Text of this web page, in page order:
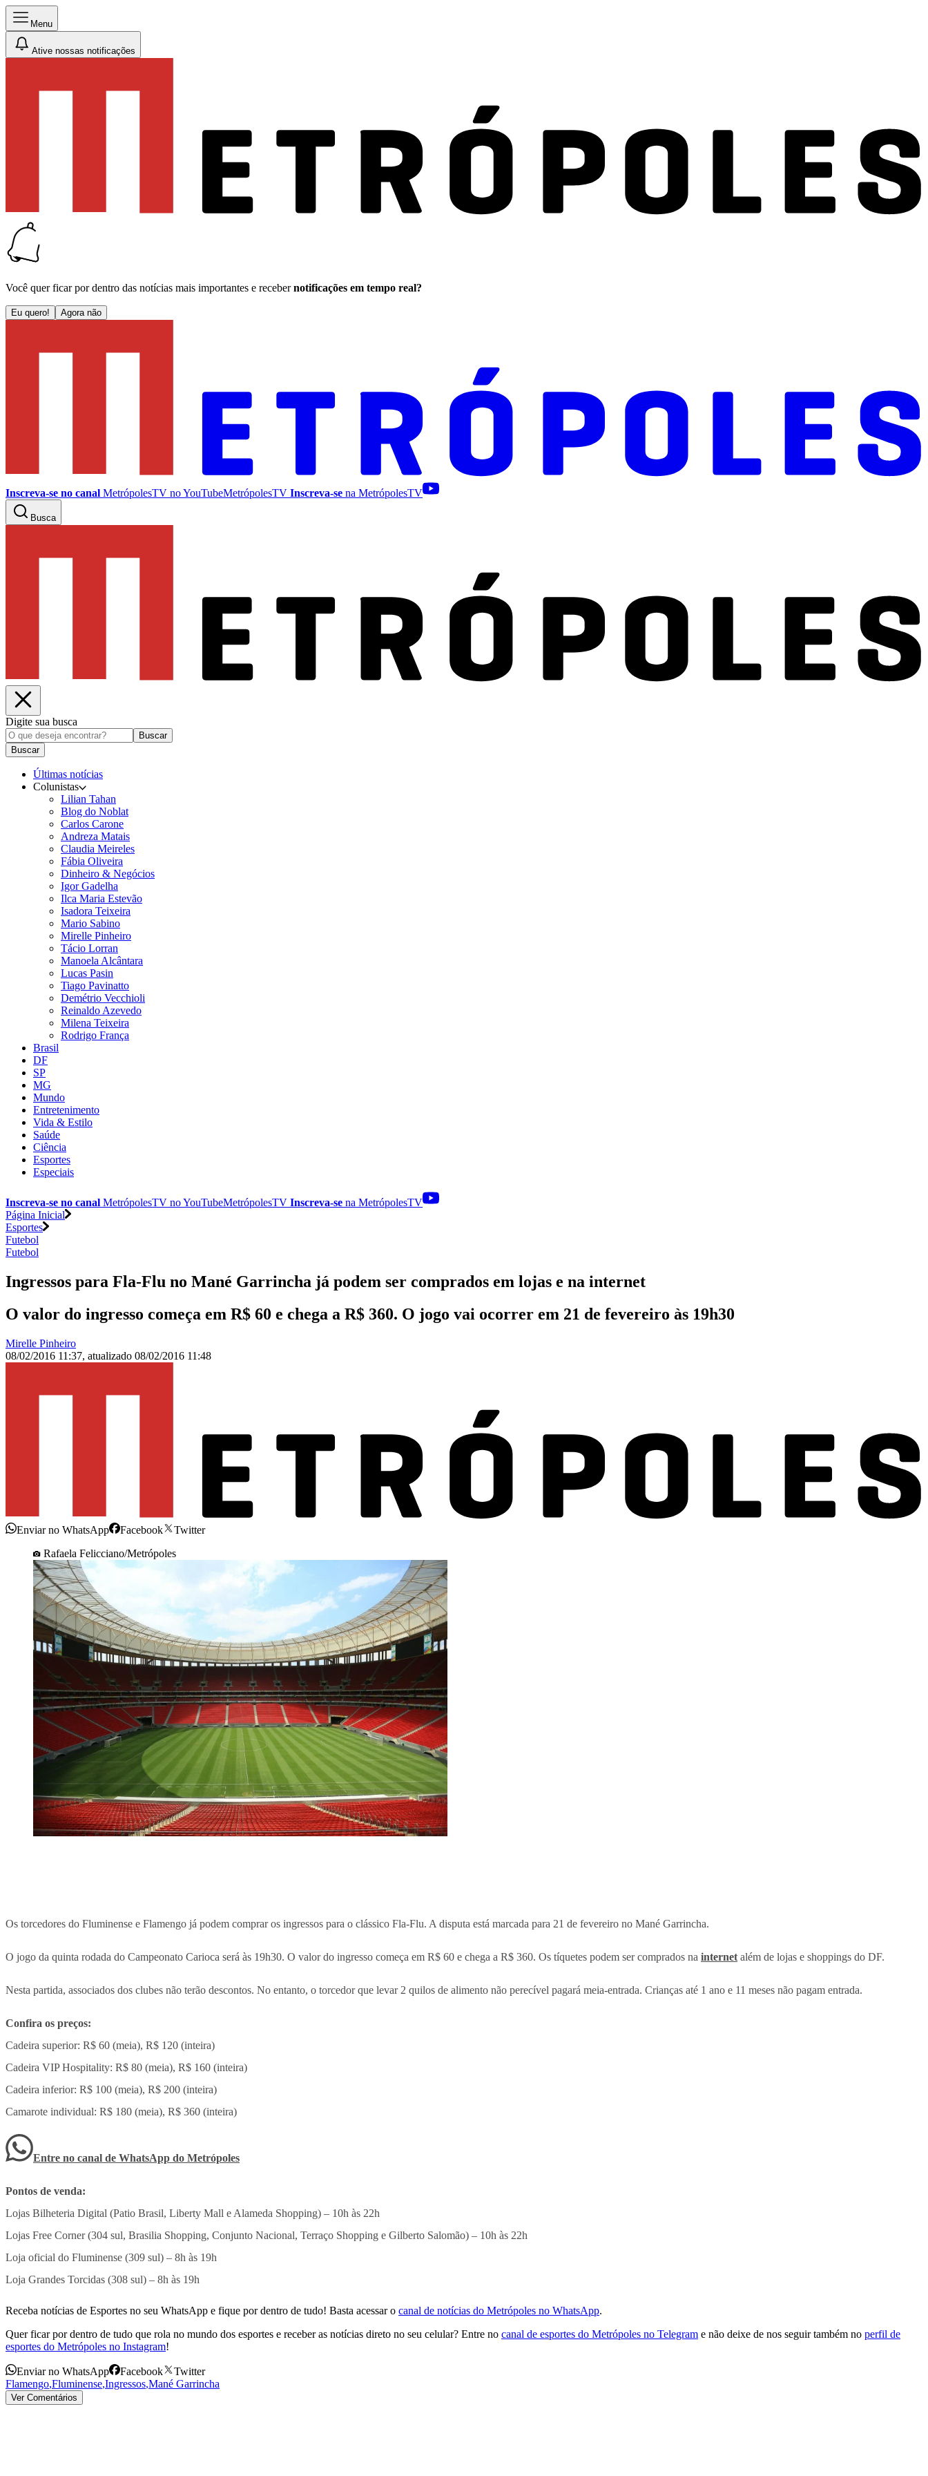
Menu
Ative nossas notificações
Você quer ficar por dentro das notícias mais importantes e receber notificações em tempo real?
Eu quero! Agora não
Inscreva-se no canal MetrópolesTV noYouTubeMetrópolesTV Inscreva-se na MetrópolesTV
Busca
Digite sua busca
Buscar
Buscar
Últimas notícias
Colunistas
Lilian Tahan
Blog do Noblat
Carlos Carone
Andreza Matais
Claudia Meireles
Fábia Oliveira
Dinheiro & Negócios
Igor Gadelha
Ilca Maria Estevão
Isadora Teixeira
Mario Sabino
Mirelle Pinheiro
Tácio Lorran
Manoela Alcântara
Lucas Pasin
Tiago Pavinatto
Demétrio Vecchioli
Reinaldo Azevedo
Milena Teixeira
Rodrigo França
Brasil
DF
SP
MG
Mundo
Entretenimento
Vida & Estilo
Saúde
Ciência
Esportes
Especiais
Inscreva-se no canal MetrópolesTV noYouTubeMetrópolesTV Inscreva-se na MetrópolesTV
Página Inicial
Esportes
Futebol
Futebol
Ingressos para Fla-Flu no Mané Garrincha já podem ser comprados em lojas e na internet
O valor do ingresso começa em R$ 60 e chega a R$ 360. O jogo vai ocorrer em 21 de fevereiro às 19h30
Mirelle Pinheiro
08/02/2016 11:37, atualizado 08/02/2016 11:48
Enviar no WhatsApp Facebook
Twitter
Rafaela Felicciano/Metrópoles
Os torcedores do Fluminense e Flamengo já podem comprar os ingressos para o clássico Fla-Flu. A disputa está marcada para 21 de fevereiro no Mané Garrincha.
O jogo da quinta rodada do Campeonato Carioca será às 19h30. O valor do ingresso começa em R$ 60 e chega a R$ 360. Os tíquetes podem ser comprados na internet além de lojas e shoppings do DF.
Nesta partida, associados dos clubes não terão descontos. No entanto, o torcedor que levar 2 quilos de alimento não perecível pagará meia-entrada. Crianças até 1 ano e 11 meses não pagam entrada.
Confira os preços:
Cadeira superior: R$ 60 (meia), R$ 120 (inteira)
Cadeira VIP Hospitality: R$ 80 (meia), R$ 160 (inteira)
Cadeira inferior: R$ 100 (meia), R$ 200 (inteira)
Camarote individual: R$ 180 (meia), R$ 360 (inteira)
Entre no canal de WhatsApp do Metrópoles
Pontos de venda:
Lojas Bilheteria Digital (Patio Brasil, Liberty Mall e Alameda Shopping) – 10h às 22h
Lojas Free Corner (304 sul, Brasilia Shopping, Conjunto Nacional, Terraço Shopping e Gilberto Salomão) – 10h às 22h
Loja oficial do Fluminense (309 sul) – 8h às 19h
Loja Grandes Torcidas (308 sul) – 8h às 19h
Receba notícias de Esportes no seu WhatsApp e fique por dentro de tudo! Basta acessar o canal de notícias do Metrópoles no WhatsApp.
Quer ficar por dentro de tudo que rola no mundo dos esportes e receber as notícias direto no seu celular? Entre no canal de esportes do Metrópoles no Telegram e não deixe de nos seguir também no perfil de
esportes do Metrópoles no Instagram!
Enviar no WhatsApp Facebook
Twitter
Flamengo,Fluminense,Ingressos,Mané Garrincha
Ver Comentários